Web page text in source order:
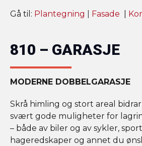
Gå til: Plantegning Fasade
810 – GARASJE
MODERNE DOBBELGARASJE
Skrå himling og stort areal
svært gode muligheter for
– både av biler og av sykler,
hageredskaper og annet du